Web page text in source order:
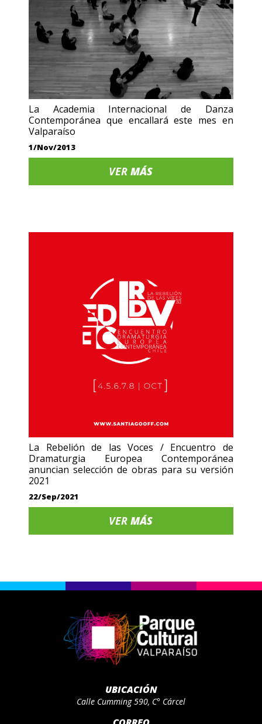
La Academia Internacional de Danza
Contemporánea que encallará este mes en
Valparaíso
1/Nov/2013
VERMÁS
La Rebelión de las Voces / Encuentro de
Dramaturgia Europea Contemporánea
anuncian selección de obras para su versión
2021
22/Sep/2021
VERMÁS
UBICACIÓN
Calle Cumming 590, C° Cárcel